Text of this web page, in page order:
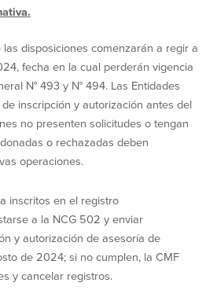
disposiciones comenzarán a regir a
fecha en la cual perderán vigencia
N° 493 y N° 494. Las Entidades
inscripción y autorización antes del
no presenten solicitudes o tengan
o rechazadas deben
operaciones.
inscritos en el registro
a la NCG 502 y enviar
y autorización de asesoría de
de 2024; si no cumplen, la CMF
y cancelar registros.